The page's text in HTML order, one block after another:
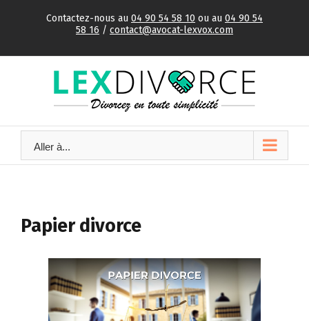
Contactez-nous au 04 90 54 58 10 ou au 04 90 54
58 16 / contact@avocat-lexvox.com
Aller à...
Papier divorce